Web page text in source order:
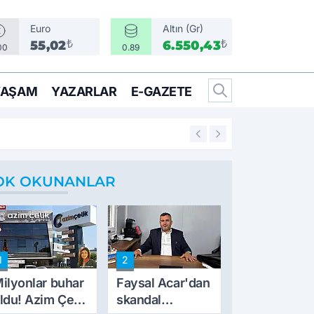
Euro
55,02₺ 0.89
Altın (Gr)
6.550,43₺
YAZARLAR E-GAZETE
17:16
OKUNANLAR
buhar
Azim Çelik
2
Faysal Acar'dan
skandal